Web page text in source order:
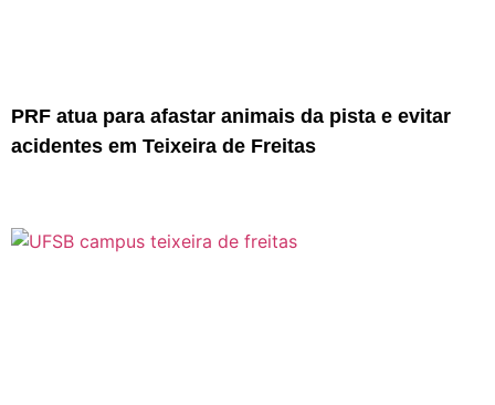
PRF atua para afastar animais da pista e evitar
acidentes em Teixeira de Freitas